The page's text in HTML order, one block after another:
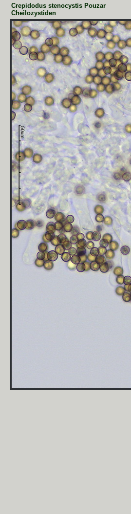
Crepidodus stenocystis Pouzar
Cheilozystiden